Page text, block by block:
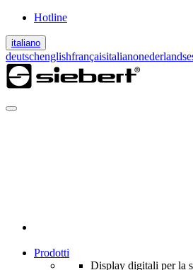
Hotline
italiano
deutschenglishfrançaisitalianonederlands
Prodotti
Display digitali per la